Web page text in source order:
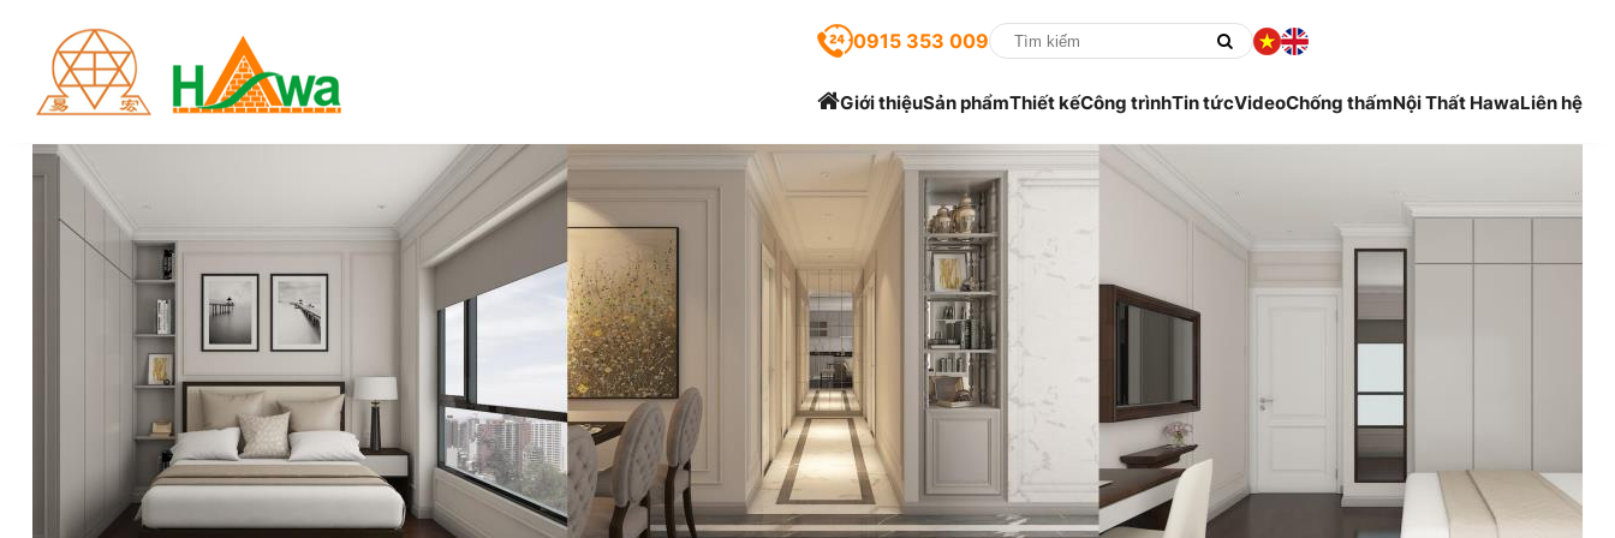
0915 353 009
Giới thiệuSản phẩmThiết kếCông trìnhTin tứcVideoChống thấmNội Thất HawaLiên hệ